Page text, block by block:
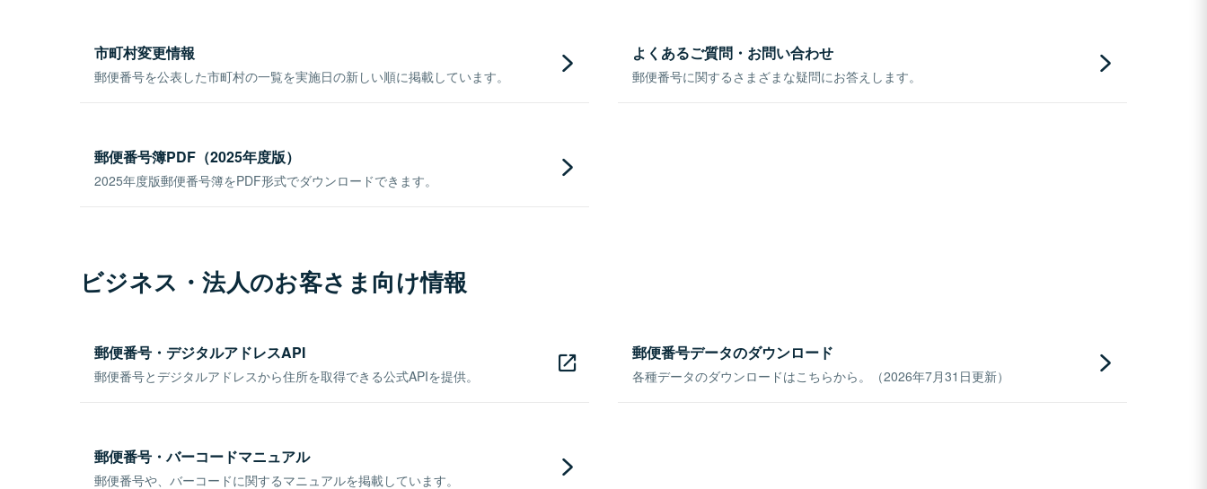
市町村変更情報
郵便番号を公表した市町村の一覧を実施日の新しい順に掲載しています。
よくあるご質問・お問い合わせ
郵便番号に関するさまざまな疑問にお答えします。
郵便番号簿PDF（2025年度版）
2025年度版郵便番号簿をPDF形式でダウンロードできます。
ビジネス・法人のお客さま向け情報
郵便番号・デジタルアドレスAPI
郵便番号とデジタルアドレスから住所を取得できる公式APIを提供。
郵便番号データのダウンロード
各種データのダウンロードはこちらから。（2026年7月31日更新）
郵便番号・バーコードマニュアル
郵便番号や、バーコードに関するマニュアルを掲載しています。